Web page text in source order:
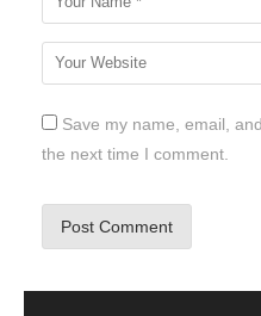
Save my name, email,
the next time I comment.